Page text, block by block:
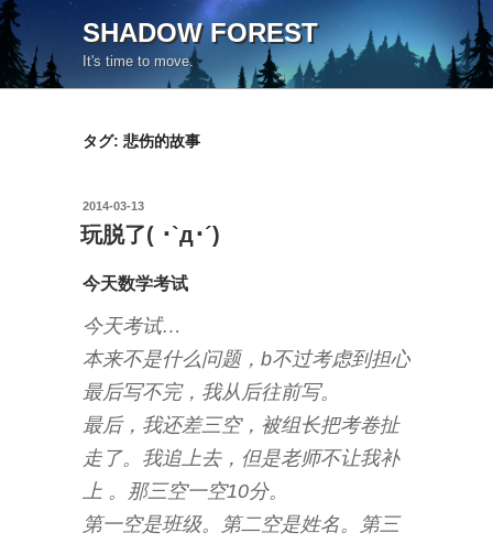
コ
ン
テ
ン
SHADOW FOREST
It's time to move.
タグ: 悲伤的故事
投
稿
日:
2014-03-13
玩脱了( ･`д･´)
今天数学考试
今天考试…
本来不是什么问题，b不过考虑到担心
最后写不完，我从后往前写。
最后，我还差三空，被组长把考卷扯
走了。我追上去，但是老师不让我补
上 。那三空一空10分。
第一空是班级。第二空是姓名。第三